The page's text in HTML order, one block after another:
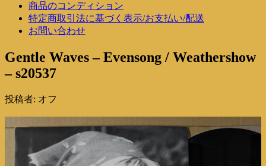
商品のコンディション
特定商取引法に基づく表示/お支払い/配送
お問い合わせ
Gentle Waves – Evensong / Weathershow
– s20537
投稿者: オフ